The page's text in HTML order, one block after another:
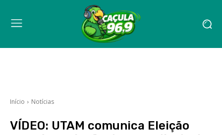
Início Notícias
VÍDEO: UTAM comunica Eleição